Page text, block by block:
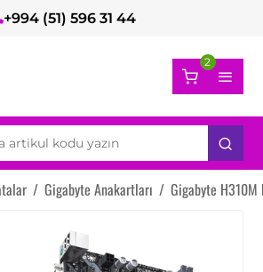
+994 (51) 596 31 44
2
/ Gigabyte Anakartları / Gigabyte